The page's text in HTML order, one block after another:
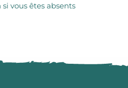
vous êtes absents